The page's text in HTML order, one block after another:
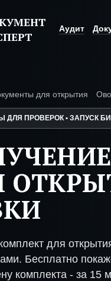
Аудит
для открытия
ДЛЯ ПРОВЕРОК • ЗАПУСК
для
Бесплатно
комплекта - за 15